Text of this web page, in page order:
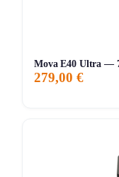
cattura anche i
Gli utenti sono
scomparsa”. Di
aumentato rispetto
Mova E40 Ultra —
279,00 €